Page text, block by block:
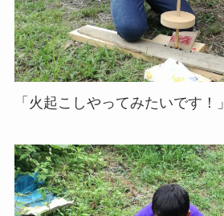
「火起こしやってみたいです！」